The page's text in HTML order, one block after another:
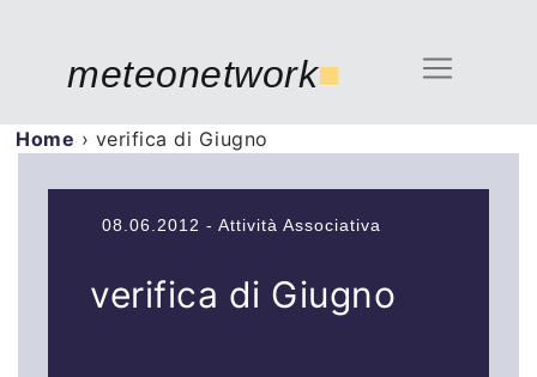
meteonetwork■
Home › verifica di Giugno
08.06.2012 - Attività Associativa
verifica di Giugno